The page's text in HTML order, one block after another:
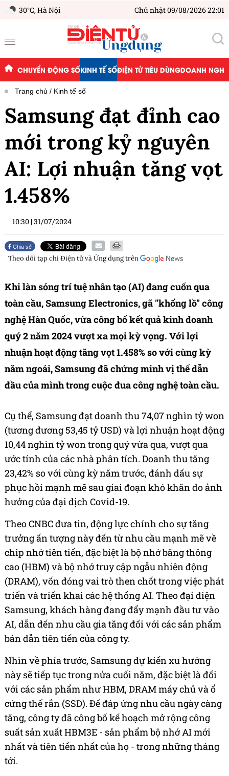
30°C,Hà Nội Chủ nhật 09/08/2026 22:01
CHUYỂN ĐỘNG SỐKINH TẾ SỐĐIỆN TỬ TIÊU DÙNGDOANH
Trang chủ Kinh tế số
Samsung đạt đỉnh cao
mới trong kỷ nguyên
AI: Lợi nhuận tăng vọt
1.458%
10:30 |31/07/2024
Chia sẻ
Theo dõi tạp chíĐiện tử và Ứng dụngtrên
Khi làn sóng trí tuệ nhân tạo (AI) đang cuốn qua
toàn cầu, Samsung Electronics, gã "khổng lồ" công
nghệ Hàn Quốc, vừa công bố kết quả kinh doanh
quý 2 năm 2024 vượt xa mọi kỳ vọng. Với lợi
nhuận hoạt động tăng vọt 1.458% so với cùng kỳ
năm ngoái, Samsung đã chứng minh vị thế dẫn
đầu của mình trong cuộc đua công nghệ toàn cầu.
Cụ thể, Samsung đạt doanh thu 74,07 nghìn tỷ won
(tương đương 53,45 tỷ USD) và lợi nhuận hoạt động
10,44 nghìn tỷ won trong quý vừa qua, vượt qua
ước tính của các nhà phân tích. Doanh thu tăng
23,42% so với cùng kỳ năm trước, đánh dấu sự
phục hồi mạnh mẽ sau giai đoạn khó khăn do ảnh
hưởng của đại dịch Covid-19.
Theo CNBC đưa tin, động lực chính cho sự tăng
trưởng ấn tượng này đến từ nhu cầu mạnh mẽ về
chip nhớ tiên tiến, đặc biệt là bộ nhớ băng thông
cao (HBM) và bộ nhớ truy cập ngẫu nhiên động
(DRAM), vốn đóng vai trò then chốt trong việc phát
triển và triển khai các hệ thống AI. Theo đại diện
Samsung, khách hàng đang đẩy mạnh đầu tư vào
AI, dẫn đến nhu cầu gia tăng đối với các sản phẩm
bán dẫn tiên tiến của công ty.
Nhìn về phía trước, Samsung dự kiến xu hướng
này sẽ tiếp tục trong nửa cuối năm, đặc biệt là đối
với các sản phẩm như HBM, DRAM máy chủ và ổ
cứng thể rắn (SSD). Để đáp ứng nhu cầu ngày càng
tăng, công ty đã công bố kế hoạch mở rộng công
suất sản xuất HBM3E - sản phẩm bộ nhớ AI mới
nhất và tiên tiến nhất của họ - trong những tháng
tới.